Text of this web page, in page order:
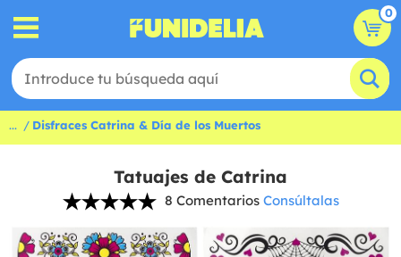
0
... Disfraces Catrina & Día de los Muertos
Tatuajes de Catrina
8 Comentarios Consúltalas